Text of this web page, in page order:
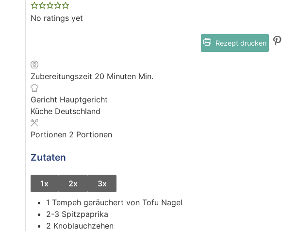
No ratings yet
Rezept drucken
Zubereitungszeit 20 Minuten Min.
Gericht Hauptgericht
Küche Deutschland
Portionen 2 Portionen
Zutaten
1x 2x
3x
1 Tempeh geräuchert von Tofu Nagel
2-3 Spitzpaprika
2 Knoblauchzehen